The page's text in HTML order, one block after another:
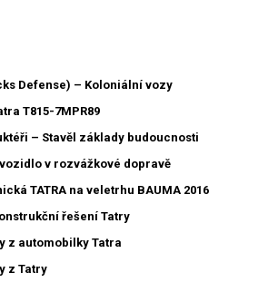
Defense) – Koloniální vozy
T815-7MPR89
– Stavěl základy budoucnosti
v rozvážkové dopravě
TATRA na veletrhu BAUMA 2016
řešení Tatry
z automobilky Tatra
z Tatry